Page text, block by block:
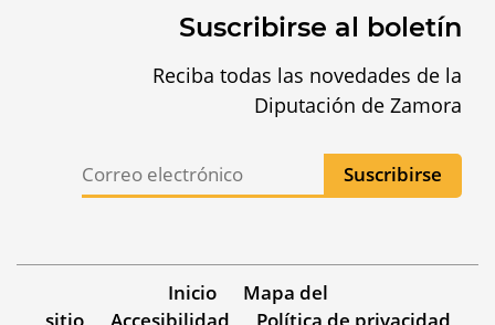
Suscribirse al boletín
Reciba todas las novedades de la
Diputación de Zamora
Inicio
Mapa del